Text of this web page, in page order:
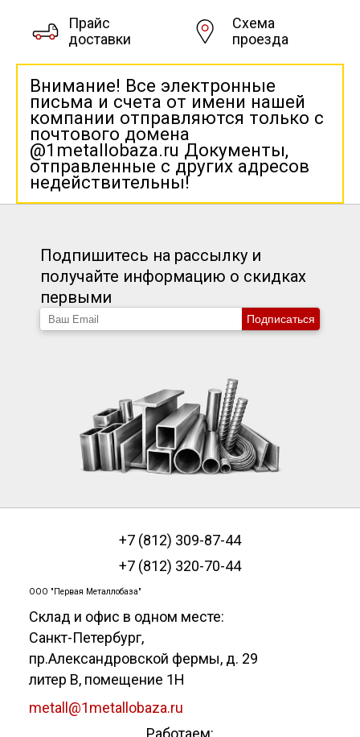
Прайс
доставки
Схема
проезда
Внимание! Все электронные
письма и счета от имени нашей
компании отправляются только с
почтового домена
@1metallobaza.ru Документы,
отправленные с других адресов
недействительны!
Подпишитесь на рассылку и
получайте информацию о скидках
первыми
Подписаться
+7 (812) 309-87-44
+7 (812) 320-70-44
ООО "Первая Металлобаза"
Склад и офис в одном месте:
Санкт-Петербург,
пр.Александровской фермы, д. 29
литер В, помещение 1Н
metall@1metallobaza.ru
Работаем: